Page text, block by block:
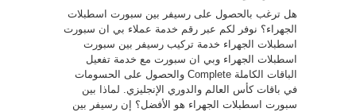
هل ترغب بالحصول على رسيفر بين سبورت اسطبلات
الجهراء؟ نوفر لكم عبر رقم خدمة عملاء بي ان سبورت
اسطبلات الجهراء خدمة تركيب رسيفر بين سبورت
اسطبلات الجهراء وبي ان سبورت مع خدمة تفعيل
الباقات الكاملة Complete والحصول على الحسومات
في باقات كأس العالم والدوري الإنجليزي. لماذا بين
سبورت اسطبلات الجهراء هو الأفضل؟ إن رسيفر بين